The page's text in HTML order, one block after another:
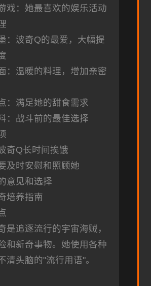
戏：她最喜欢的娱乐活动
：波奇Q的最爱，大幅提
：温暖的料理，增加亲密
：满足她的甜食需求
：战斗前的最佳选择
奇Q长时间挨饿
及时安慰和照顾她
意见和选择
培养指南
是追逐流行的宇宙海贼，
和新奇事物。她使用各种
清头脑的"流行用语"。